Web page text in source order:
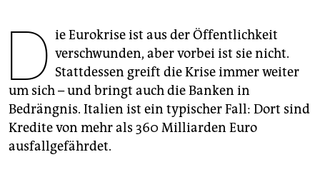
genossenschaft
epaper login
D ie Eurokrise ist aus der Öffentlichkeit
verschwunden, aber vorbei ist sie nicht.
Stattdessen greift die Krise immer weiter
um sich – und bringt auch die Banken in
Bedrängnis. Italien ist ein typischer Fall: Dort sind
Kredite von mehr als 360 Milliarden Euro
ausfallgefährdet.